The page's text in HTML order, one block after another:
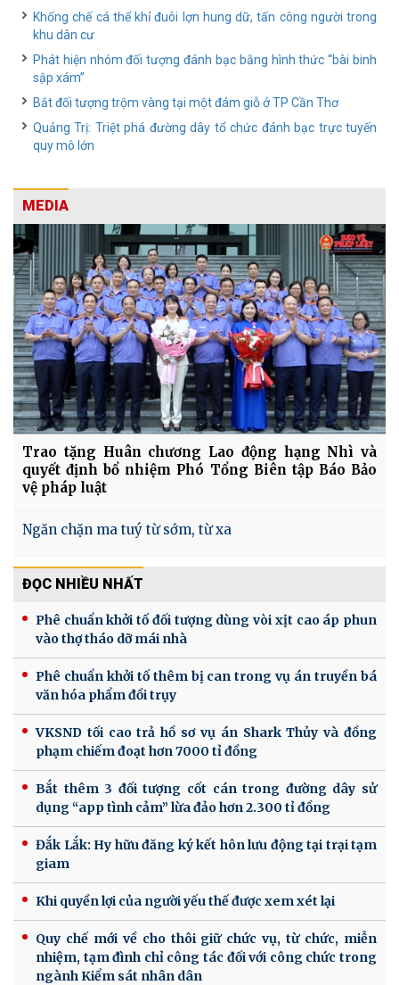
Khống chế cá thể khỉ đuôi lợn hung dữ, tấn công người trong
khu dân cư
Phát hiện nhóm đối tượng đánh bạc bằng hình thức “bài binh
sập xám”
Bắt đối tượng trộm vàng tại một đám giỗ ở TP Cần Thơ
Quảng Trị: Triệt phá đường dây tổ chức đánh bạc trực tuyến
quy mô lớn
MEDIA
Trao tặng Huân chương Lao động hạng Nhì và
quyết định bổ nhiệm Phó Tổng Biên tập Báo Bảo
vệ pháp luật
Ngăn chặn ma tuý từ sớm, từ xa
ĐỌC NHIỀU NHẤT
Phê chuẩn khởi tố đối tượng dùng vòi xịt cao áp phun
vào thợ tháo dỡ mái nhà
Phê chuẩn khởi tố thêm bị can trong vụ án truyền bá
văn hóa phẩm đồi trụy
VKSND tối cao trả hồ sơ vụ án Shark Thủy và đồng
phạm chiếm đoạt hơn 7000 tỉ đồng
Bắt thêm 3 đối tượng cốt cán trong đường dây sử
dụng “app tình cảm” lừa đảo hơn 2.300 tỉ đồng
Đắk Lắk: Hy hữu đăng ký kết hôn lưu động tại trại tạm
giam
Khi quyền lợi của người yếu thế được xem xét lại
Quy chế mới về cho thôi giữ chức vụ, từ chức, miễn
nhiệm, tạm đình chỉ công tác đối với công chức trong
ngành Kiểm sát nhân dân